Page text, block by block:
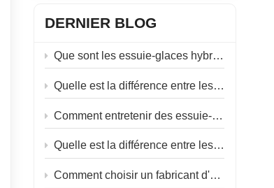
DERNIER BLOG
Que sont les essuie-glaces hybrides ?
Quelle est la différence entre les essuie-glaces plats et les essuie-glaces hybrides ?
Comment entretenir des essuie-glaces en caoutchouc souple ?
Quelle est la différence entre les essuie-glaces d'hiver et les essuie-glaces d'été ?
Comment choisir un fabricant d'essuie-glaces ?